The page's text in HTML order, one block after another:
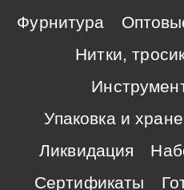
Фурнитура
Нитки,
Упаковка и
Ликвидация
Сертификаты